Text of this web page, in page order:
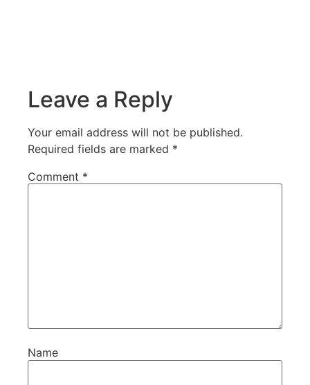
Leave a Reply
Your email address will not be published.
Required fields are marked *
Comment *
Name